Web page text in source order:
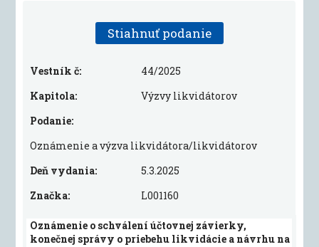
Stiahnuť podanie
Vestník č:
44/2025
Kapitola:
Výzvy likvidátorov
Podanie:
Oznámenie a výzva likvidátora/likvidátorov
Deň vydania:
5.3.2025
Značka:
L001160
Oznámenie o schválení účtovnej závierky,
konečnej správy o priebehu likvidácie a návrhu na